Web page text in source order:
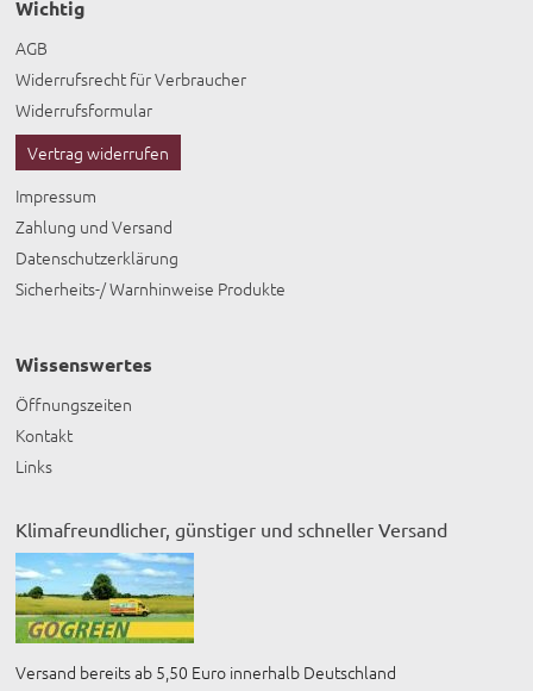
Wichtig
AGB
Widerrufsrecht für Verbraucher
Widerrufsformular
Vertrag widerrufen
Impressum
Zahlung und Versand
Datenschutzerklärung
Sicherheits-/ Warnhinweise Produkte
Wissenswertes
Öffnungszeiten
Kontakt
Links
Klimafreundlicher, günstiger und schneller Versand
Versand bereits ab 5,50 Euro innerhalb Deutschland